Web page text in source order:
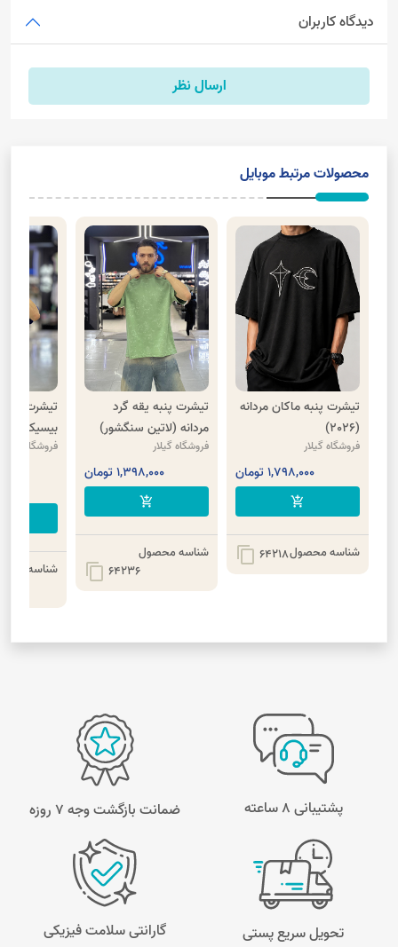
دیدگاه کاربران
ارسال نظر
محصولات مرتبط موبایل
تیشرت پنبه ماکان مردانه
(2026)
فروشگاه گیلار
1,798,000 تومان
add_shopping_cart
شناسه محصول64218
content_copy
تیشرت پنبه یقه گرد
مردانه (لاتین سنگشور)
فروشگاه گیلار
1,398,000 تومان
add_shopping_cart
شناسه محصول
64236
content_copy
تیشرت
بیسیکG
فروشگاه گیلار
شناسه
پشتیبانی 8 ساعته ضمانت بازگشت وجه ۷ روزه
تحویل سریع پستی گارانتی سلامت فیزیکی